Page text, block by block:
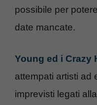
possibile per
date mancate.
Young ed i Crazy
attempati artisti ad
imprevisti legati